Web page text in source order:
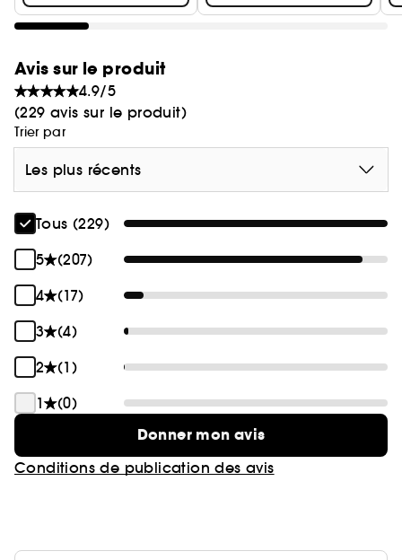
précision des poils naturels. Le manche contient
40% de déchets d'écorce de riz et 60 % de
plastique recyclé. La pochette plastique peut
être utilisée pour ranger tout votre maquillage
et vos pinceaux.
(1) Poils synthétiques
Informations environnementales
Avis sur le produit
4.9/5
(229 avis sur le produit)
Trier par
Les plus récents
Tous (229)
5
(207)
4
(17)
3
(4)
2
(1)
1
(0)
Donner mon avis
Conditions de publication des avis